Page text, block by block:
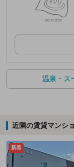
温泉・ス
近隣の賃貸マンシ
新着